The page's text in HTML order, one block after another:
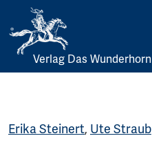
Skip
Verlag Das Wunderhorn
Erika Steinert, Ute Straub